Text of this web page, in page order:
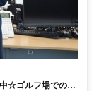
☆ゴルフ場での受